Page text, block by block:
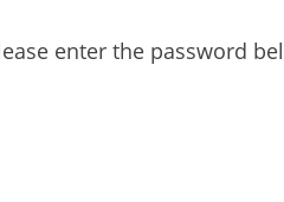
enter the password